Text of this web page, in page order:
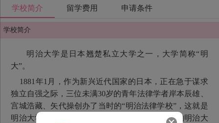
学校简介 留学费用 申请条件
学校简介
明治大学是日本翘楚私立大学之一，大学简称“明
大”。
1881年1月，作为新兴近代国家的日本，正在急于谋求
独立自强之际，三位未满30岁的青年法律学者岸本辰雄、
宫城浩藏、矢代操创办了当时的“明治法律学校”，这就是
明治大学的前身。作为求学、育人的园地而诞生的明治大